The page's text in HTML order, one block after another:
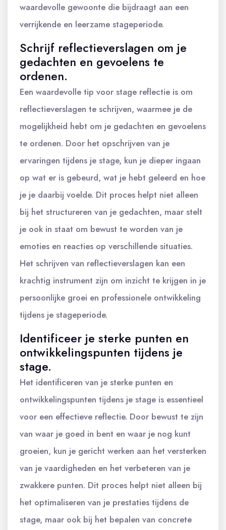
waardevolle gewoonte die bijdraagt aan een
verrijkende en leerzame stageperiode.
Schrijf reflectieverslagen om je
gedachten en gevoelens te
ordenen.
Een waardevolle tip voor stage reflectie is om
reflectieverslagen te schrijven, waarmee je de
mogelijkheid hebt om je gedachten en gevoelens
te ordenen. Door het opschrijven van je
ervaringen tijdens je stage, kun je dieper ingaan
op wat er is gebeurd, wat je hebt geleerd en hoe
je je daarbij voelde. Dit proces helpt niet alleen
bij het structureren van je gedachten, maar stelt
je ook in staat om bewust te worden van je
emoties en reacties op verschillende situaties.
Het schrijven van reflectieverslagen kan een
krachtig instrument zijn om inzicht te krijgen in je
persoonlijke groei en professionele ontwikkeling
tijdens je stageperiode.
Identificeer je sterke punten en
ontwikkelingspunten tijdens je
stage.
Het identificeren van je sterke punten en
ontwikkelingspunten tijdens je stage is essentieel
voor een effectieve reflectie. Door bewust te zijn
van waar je goed in bent en waar je nog kunt
groeien, kun je gericht werken aan het versterken
van je vaardigheden en het verbeteren van je
zwakkere punten. Dit proces helpt niet alleen bij
het optimaliseren van je prestaties tijdens de
stage, maar ook bij het bepalen van concrete